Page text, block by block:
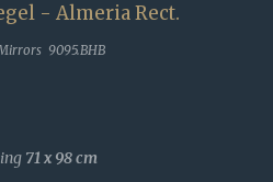
- Almeria Rect.
9095.BHB
71 x 98cm